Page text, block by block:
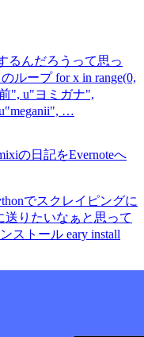
るんだろうって思っ
ループ for x in range(0,
", u"ヨミガナ",
…
の日記をEvernoteへ
でスクレイピングに
送りたいなぁと思って
ストール eary install